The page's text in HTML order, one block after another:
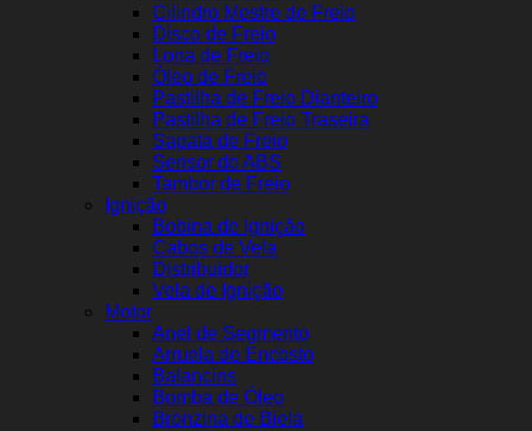
Cilindro Mestre de Freio
Disco de Freio
Lona de Freio
Óleo de Freio
Pastilha de Freio Dianteiro
Pastilha de Freio Traseira
Sapata de Freio
Sensor do ABS
Tambor de Freio
Ignição
Bobina de Ignição
Cabos de Vela
Distribuidor
Vela de Ignição
Motor
Anel de Segmento
Arruela de Encosto
Balancins
Bomba de Óleo
Bronzina de Biela